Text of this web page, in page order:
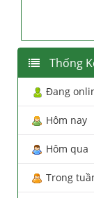
Thống
Đang
Hôm nay
Hôm qua
Trong